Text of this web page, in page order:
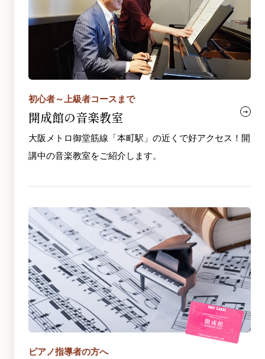
初心者～上級者コースまで
開成館の音楽教室
大阪メトロ御堂筋線「本町駅」の近くで好アクセス！開
講中の音楽教室をご紹介します。
ピアノ指導者の方へ